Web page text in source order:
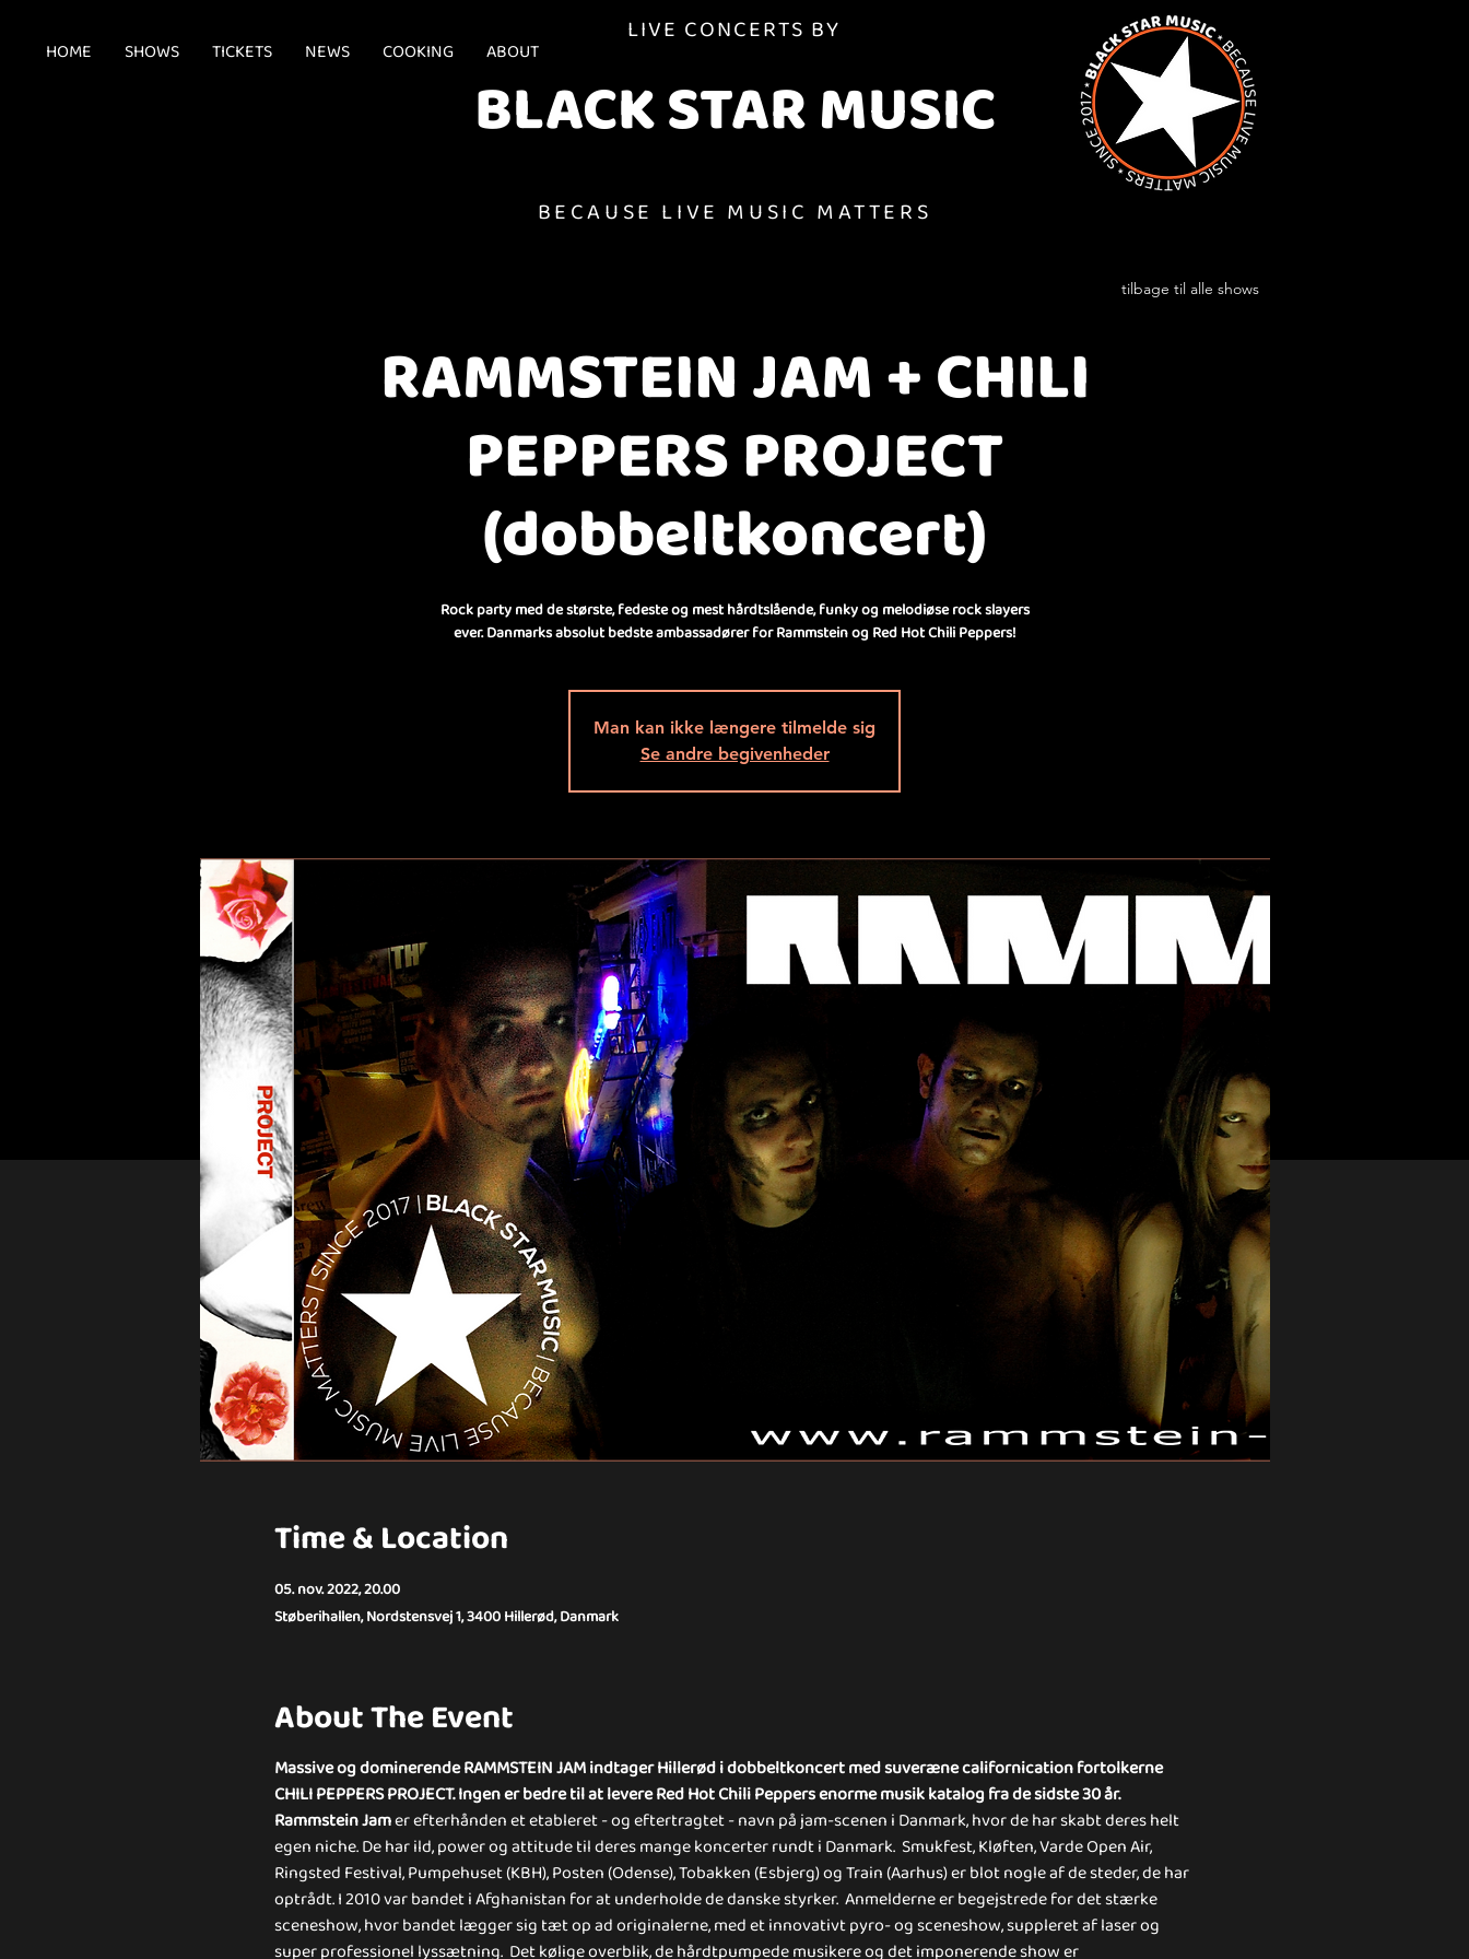
HOME SHOWS TICKETS NEWS COOKING ABOUT
LIVE CONCERTS BY
BLACK STAR MUSIC
BECAUSE LIVE MUSIC MATTERS
RAMMSTEIN JAM + CHILI
PEPPERS PROJECT
(dobbeltkoncert)
Rock party med de største, fedeste og mest hårdtslående, funky og melodiøse rock slayers
ever. Danmarks absolut bedste ambassadører for Rammstein og Red Hot Chili Peppers!
Man kan ikke længere tilmelde sig
Se andre begivenheder
Time & Location
05. nov. 2022, 20.00
Støberihallen, Nordstensvej 1, 3400 Hillerød, Danmark
About The Event
Massive og dominerende RAMMSTEIN JAM indtager Hillerød i dobbeltkoncert med suveræne californication fortolkerne
CHILI PEPPERS PROJECT. Ingen er bedre til at levere Red Hot Chili Peppers enorme musik katalog fra de sidste 30 år.
Rammstein Jam er efterhånden et etableret - og eftertragtet - navn på jam-scenen i Danmark, hvor de har skabt deres helt
egen niche. De har ild, power og attitude til deres mange koncerter rundt i Danmark.  Smukfest, Kløften, Varde Open Air,
Ringsted Festival, Pumpehuset (KBH), Posten (Odense), Tobakken (Esbjerg) og Train (Aarhus) er blot nogle af de steder, de har
optrådt. I 2010 var bandet i Afghanistan for at underholde de danske styrker.  Anmelderne er begejstrede for det stærke
sceneshow, hvor bandet lægger sig tæt op ad originalerne, med et innovativt pyro- og sceneshow, suppleret af laser og
super professionel lyssætning.  Det kølige overblik, de hårdtpumpede musikere og det imponerende show er
tilbage til alle shows